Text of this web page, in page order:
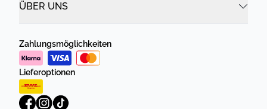
ÜBER UNS
Zahlungsmöglichkeiten
Lieferoptionen